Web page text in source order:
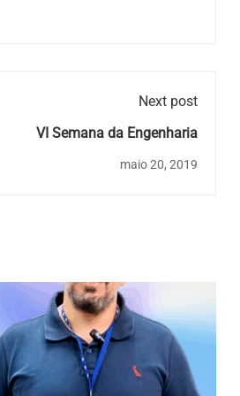
Next post
VI Semana da Engenharia
maio 20, 2019